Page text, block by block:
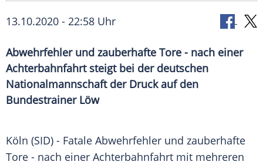
13.10.2020 - 22:58 Uhr
Abwehrfehler und zauberhafte Tore - nach einer
Achterbahnfahrt steigt bei der deutschen
Nationalmannschaft der Druck auf den
Bundestrainer Löw
Köln (SID) - Fatale Abwehrfehler und zauberhafte
Tore - nach einer Achterbahnfahrt mit mehreren